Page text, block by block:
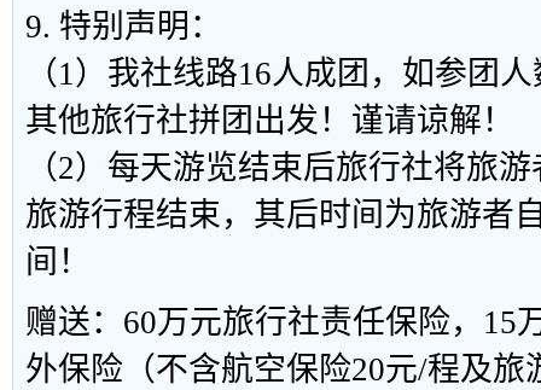
9. 特别声明：
（1）我社线路16人成团，如参团
其他旅行社拼团出发！谨请谅解！
（2）每天游览结束后旅行社将旅
旅游行程结束，其后时间为旅游者
间！
赠送： 60万元旅行社责任保险， 15
外保险（不含航空保险20元/程及旅